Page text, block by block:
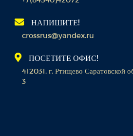
НАПИШИТЕ!
crossrus@yandex.ru
ПОСЕТИТЕ ОФИС!
412031, г. Ртищево Саратовской
3